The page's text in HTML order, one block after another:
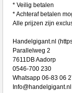
* Veilig betalen
* Achteraf betalen
Alle prijzen zijn
Handelgigant.nl
Parallelweg 2
7611DB Aadorp
0546-700 230
Whatsapp 06-83 06